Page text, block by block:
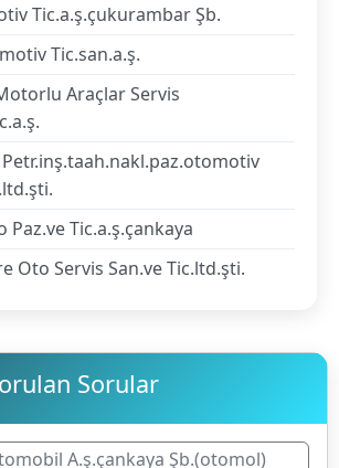
Tic.a.ş.çukurambar Şb.
Tic.san.a.ş.
Araçlar Servis
Paz.ve Tic.a.ş.çankaya
Oto Servis San.ve Tic.ltd.şti.
Sorular
A.ş.çankaya Şb.(otomol)